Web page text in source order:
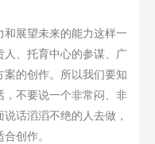
展望未来的能力这样一
、托育中心的参谋、广
的创作。所以我们要知
不要说一个非常闷、非
话滔滔不绝的人去做，
创作。